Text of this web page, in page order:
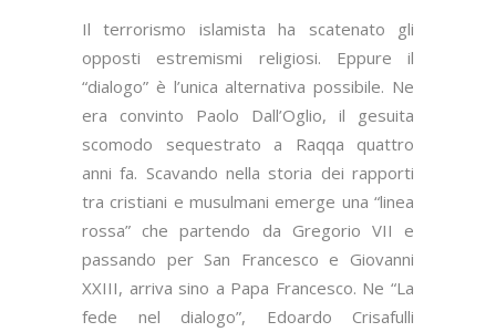
Il terrorismo islamista ha scatenato gli
opposti estremismi religiosi. Eppure il
“dialogo” è l’unica alternativa possibile. Ne
era convinto Paolo Dall’Oglio, il gesuita
scomodo sequestrato a Raqqa quattro
anni fa. Scavando nella storia dei rapporti
tra cristiani e musulmani emerge una “linea
rossa” che partendo da Gregorio VII e
passando per San Francesco e Giovanni
XXIII, arriva sino a Papa Francesco. Ne “La
fede nel dialogo”, Edoardo Crisafulli